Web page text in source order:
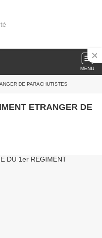
MENU
DE PARACHUTISTES
ETRANGER DE